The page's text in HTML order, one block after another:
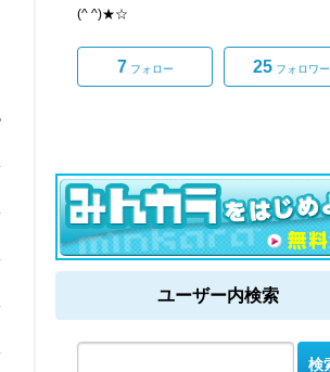
(^ ^)★☆
7 フォロー 25 フォロワー
ユーザー内検索